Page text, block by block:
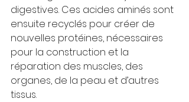
digestives. Ces acides aminés sont
ensuite recyclés pour créer de
nouvelles protéines, nécessaires
pour la construction et la
réparation des muscles, des
organes, de la peau et d’autres
tissus.